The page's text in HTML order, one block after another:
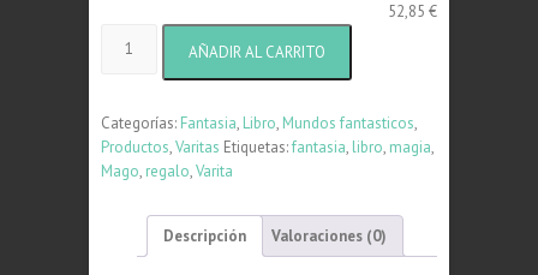
52,85 €
Harry
AÑADIR AL CARRITO
Categorías: Fantasia, Libro, Mundos fantasticos,
Productos,Varitas Etiquetas:fantasia, libro, magia,
Mago, regalo,Varita
Descripción Valoraciones (0)